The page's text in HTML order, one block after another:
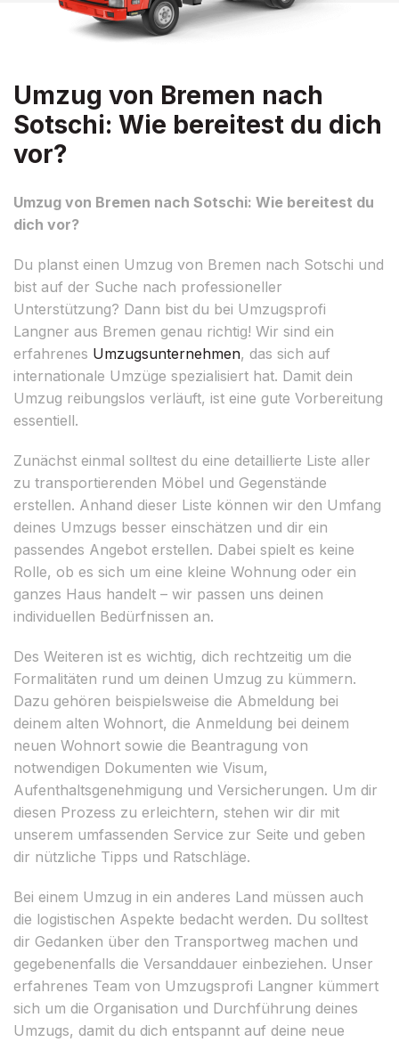
Umzug von Bremen nach
Sotschi: Wie bereitest du dich
vor?
Umzug von Bremen nach Sotschi: Wie bereitest du
dich vor?
Du planst einen Umzug von Bremen nach Sotschi und
bist auf der Suche nach professioneller
Unterstützung? Dann bist du bei Umzugsprofi
Langner aus Bremen genau richtig! Wir sind ein
erfahrenes Umzugsunternehmen, das sich auf
internationale Umzüge spezialisiert hat. Damit dein
Umzug reibungslos verläuft, ist eine gute Vorbereitung
essentiell.
Zunächst einmal solltest du eine detaillierte Liste aller
zu transportierenden Möbel und Gegenstände
erstellen. Anhand dieser Liste können wir den Umfang
deines Umzugs besser einschätzen und dir ein
passendes Angebot erstellen. Dabei spielt es keine
Rolle, ob es sich um eine kleine Wohnung oder ein
ganzes Haus handelt – wir passen uns deinen
individuellen Bedürfnissen an.
Des Weiteren ist es wichtig, dich rechtzeitig um die
Formalitäten rund um deinen Umzug zu kümmern.
Dazu gehören beispielsweise die Abmeldung bei
deinem alten Wohnort, die Anmeldung bei deinem
neuen Wohnort sowie die Beantragung von
notwendigen Dokumenten wie Visum,
Aufenthaltsgenehmigung und Versicherungen. Um dir
diesen Prozess zu erleichtern, stehen wir dir mit
unserem umfassenden Service zur Seite und geben
dir nützliche Tipps und Ratschläge.
Bei einem Umzug in ein anderes Land müssen auch
die logistischen Aspekte bedacht werden. Du solltest
dir Gedanken über den Transportweg machen und
gegebenenfalls die Versanddauer einbeziehen. Unser
erfahrenes Team von Umzugsprofi Langner kümmert
sich um die Organisation und Durchführung deines
Umzugs, damit du dich entspannt auf deine neue